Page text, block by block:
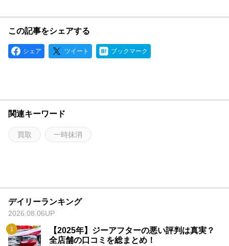
この記事をシェアする
シェア ツイート ブックマーク
関連キーワード
買取 一時抹消
デイリーランキング
2026.08.06UP
【2025年】ジーアフターの悪い評判は真実？
全店舗の口コミを総まとめ！